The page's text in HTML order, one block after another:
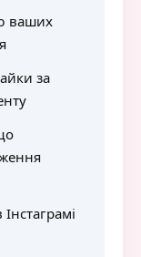
ваших
за